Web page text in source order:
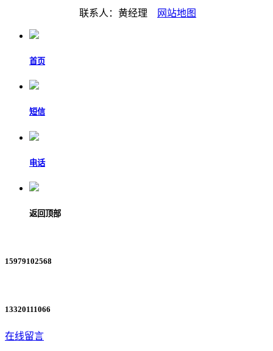
联系人：黄经理 网站地图
首页
短信
电话
返回顶部
15979102568
13320111066
在线留言